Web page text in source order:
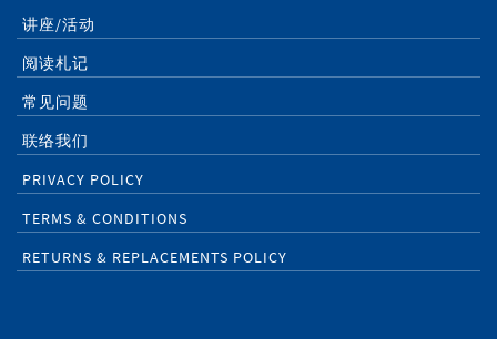
讲座/活动
阅读札记
常见问题
联络我们
PRIVACY POLICY
TERMS & CONDITIONS
RETURNS & REPLACEMENTS POLICY